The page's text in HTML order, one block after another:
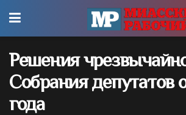
Решения
Собрания депутатов
года